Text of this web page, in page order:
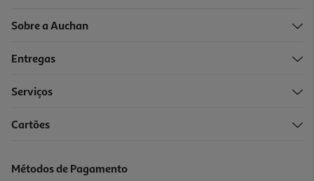
-32%
Price reduced from
29,49 €to
Sobre a Auchan
Entregas
Serviços
Cartões
Métodos de Pagamento